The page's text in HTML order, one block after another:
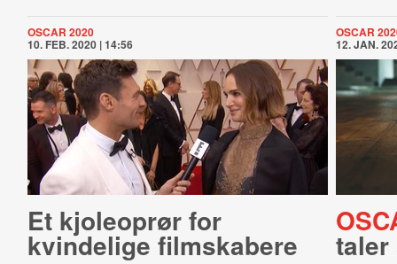
OSCAR 2020
10. FEB. 2020 | 14:56
Et kjoleoprør for
kvindelige filmskabere
OSCAR
12. JAN.
taler